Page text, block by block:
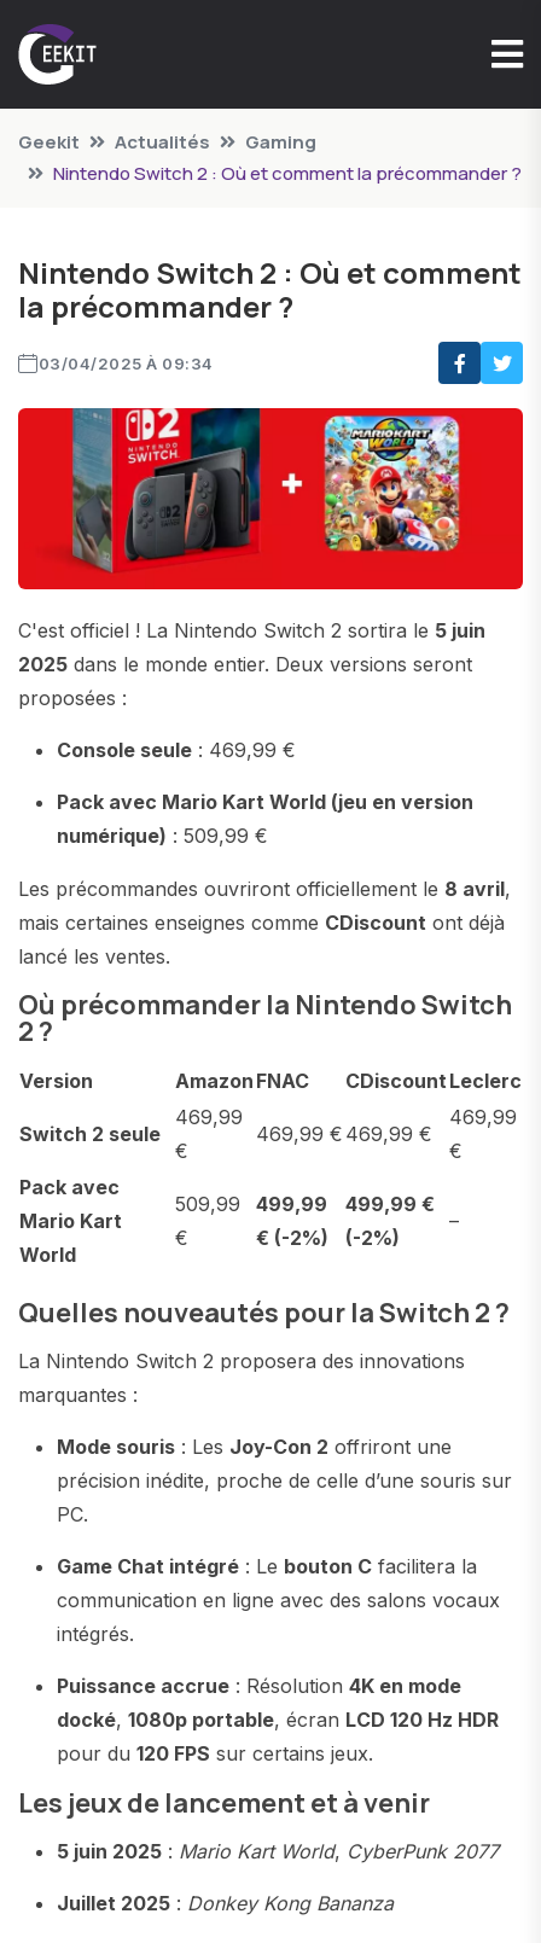
Geekit Actualités
Gaming
Nintendo Switch 2 : Où et comment la précommander ?
Nintendo Switch 2 : Où et comment
la précommander ?
03/04/2025 À 09:34
C'est officiel ! La Nintendo Switch 2 sortira le 5 juin
2025 dans le monde entier. Deux versions seront
proposées :
Console seule : 469,99 €
Pack avec Mario Kart World (jeu en version
numérique) : 509,99 €
Les précommandes ouvriront officiellement le 8 avril,
mais certaines enseignes comme CDiscount ont déjà
lancé les ventes.
Où précommander la Nintendo Switch
2 ?
Version Amazon FNAC CDiscountLeclerc
Switch 2 seule
469,99
€
469,99 € 469,99 €
469,99
€
Pack avec
Mario Kart
World
509,99
€
499,99
€ (-2%)
499,99 €
(-2%)
–
Quelles nouveautés pour la Switch 2 ?
La Nintendo Switch 2 proposera des innovations
marquantes :
Mode souris : Les Joy-Con 2 offriront une
précision inédite, proche de celle d’une souris sur
PC.
Game Chat intégré : Le bouton C facilitera la
communication en ligne avec des salons vocaux
intégrés.
Puissance accrue : Résolution 4K en mode
docké, 1080p portable, écran LCD 120 Hz HDR
pour du 120 FPS sur certains jeux.
Les jeux de lancement et à venir
5 juin 2025 : Mario Kart World, CyberPunk 2077
Juillet 2025 : Donkey Kong Bananza